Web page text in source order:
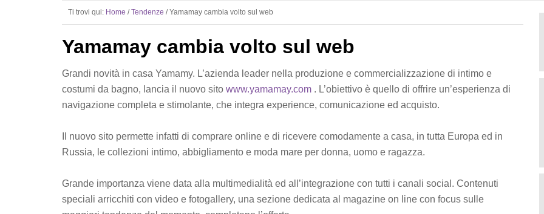
Ti trovi qui: Home / Tendenze /Yamamay cambia volto sul web
Yamamay cambia volto sul web
Grandi novità in casa Yamamy. L’azienda leader nella produzione e commercializzazione di intimo e
costumi da bagno, lancia il nuovo sito www.yamamay.com . L’obiettivo è quello di offrire un’esperienza di
navigazione completa e stimolante, che integra experience, comunicazione ed acquisto.
Il nuovo sito permette infatti di comprare online e di ricevere comodamente a casa, in tutta Europa ed in
Russia, le collezioni intimo, abbigliamento e moda mare per donna, uomo e ragazza.
Grande importanza viene data alla multimedialità ed all’integrazione con tutti i canali social. Contenuti
speciali arricchiti con video e fotogallery, una sezione dedicata al magazine on line con focus sulle